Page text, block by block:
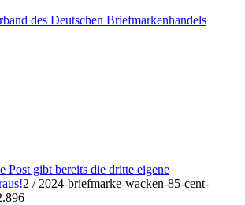
Post gibt bereits die dritte eigene
2 / 2024-briefmarke-wacken-85-cent-